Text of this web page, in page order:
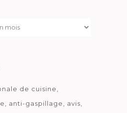
de cuisine
anti-gaspillage
avis